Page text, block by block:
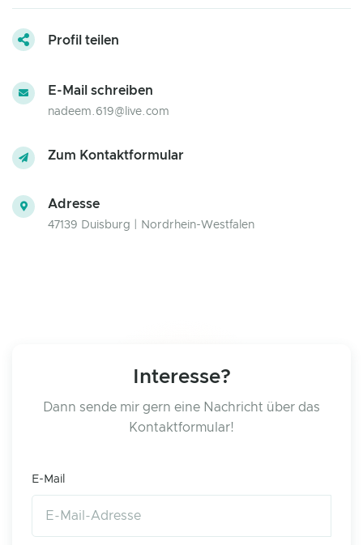
Profil teilen
E-Mail schreiben
nadeem.619@live.com
Zum Kontaktformular
Adresse
47139 Duisburg | Nordrhein-Westfalen
Interesse?
Dann sende mir gern eine Nachricht über das
Kontaktformular!
E-Mail